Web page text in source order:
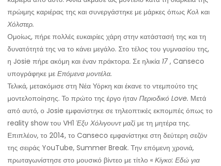
πρώιμης καριέρας της και συνεργάστηκε με μάρκες όπως Κολ και
Χόλστερ.
Ομοίως, πήρε πολλές ευκαιρίες χάρη στην κατάστασή της και τη
δυνατότητά της να το κάνει μεγάλο. Στο τέλος του γυμνασίου της,
η Josie πήρε ακόμη και έναν πράκτορα. Σε ηλικία 17 , Canseco
υπογράφηκε με Επόμενα μοντέλα.
Τελικά, μετακόμισε στη Νέα Υόρκη και έκανε το ντεμπούτο της
μοντελοποίησης. Το πρώτο της έργο ήταν Περιοδικό Love. Μετά
από αυτό, ο Josie εμφανίστηκε σε τηλεοπτικές εκπομπές όπως το
reality show του VH1 Έξυ Χόλιγουντμαζί με τη μητέρα της.
Επιπλέον, το 2014, το Canseco εμφανίστηκε στη δεύτερη σεζόν
της σειράς YouTube, Summer Break. Την επόμενη χρονιά,
πρωταγωνίστησε στο μουσικό βίντεο με τίτλο « Κίγκο: Εδώ για